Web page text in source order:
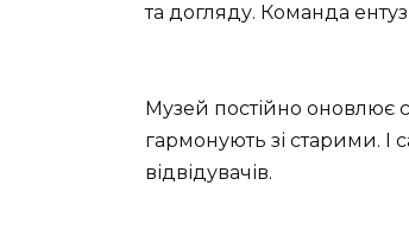
та догляду. Команда
Музей постійно оновлює
гармонують зі старими.
відвідувачів.